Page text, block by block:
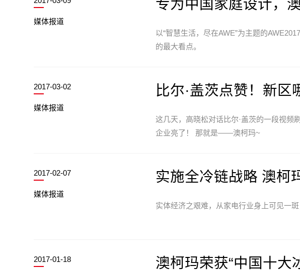
媒体报道
专为中国家庭设计，
以“智慧生活，尽在AWE”为主题的
的最大看点。
2017-03-02
媒体报道
比尔·盖茨点赞！新区
这几天，高晓松对话比尔·盖茨的一段视频
企业亮了！ 那就是——澳柯玛~
2017-02-07
媒体报道
实施全冷链战略 澳柯
实体经济之艰难，从家电行业身上可见一
2017-01-18 澳柯玛荣获“中国十大